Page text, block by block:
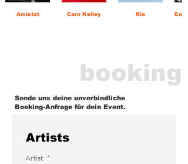
Amistat Caro Kelley Ria
booking
Sende uns deine unverbindliche
Booking-Anfrage für dein Event.
Artists
Artist: *